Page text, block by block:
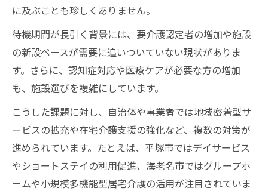
に及ぶことも珍しくありません。
待機期間が長引く背景には、要介護認定者の増加や施設
の新設ペースが需要に追いついていない現状がありま
す。さらに、認知症対応や医療ケアが必要な方の増加
も、施設選びを複雑にしています。
こうした課題に対し、自治体や事業者では地域密着型サ
ービスの拡充や在宅介護支援の強化など、複数の対策が
進められています。たとえば、平塚市ではデイサービス
やショートステイの利用促進、海老名市ではグループホ
ームや小規模多機能型居宅介護の活用が注目されていま